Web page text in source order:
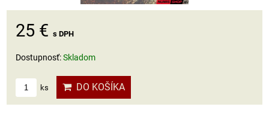
25 € s DPH
Dostupnosť:Skladom
ks DO KOŠÍKA